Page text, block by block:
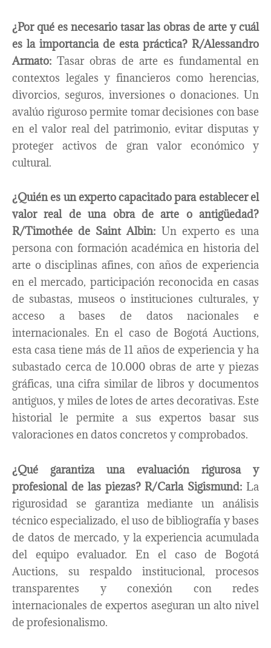
¿Por qué es necesario tasar las obras de arte y cuál
es la importancia de esta práctica? R/Alessandro
Armato: Tasar obras de arte es fundamental en
contextos legales y financieros como herencias,
divorcios, seguros, inversiones o donaciones. Un
avalúo riguroso permite tomar decisiones con base
en el valor real del patrimonio, evitar disputas y
proteger activos de gran valor económico y
cultural.
¿Quién es un experto capacitado para establecer el
valor real de una obra de arte o antigüedad?
R/Timothée de Saint Albin: Un experto es una
persona con formación académica en historia del
arte o disciplinas afines, con años de experiencia
en el mercado, participación reconocida en casas
de subastas, museos o instituciones culturales, y
acceso a bases de datos nacionales e
internacionales. En el caso de Bogotá Auctions,
esta casa tiene más de 11 años de experiencia y ha
subastado cerca de 10.000 obras de arte y piezas
gráficas, una cifra similar de libros y documentos
antiguos, y miles de lotes de artes decorativas. Este
historial le permite a sus expertos basar sus
valoraciones en datos concretos y comprobados.
¿Qué garantiza una evaluación rigurosa y
profesional de las piezas?R/Carla Sigismund: La
rigurosidad se garantiza mediante un análisis
técnico especializado, el uso de bibliografía y bases
de datos de mercado, y la experiencia acumulada
del equipo evaluador. En el caso de Bogotá
Auctions, su respaldo institucional, procesos
transparentes y conexión con redes
internacionales de expertos aseguran un alto nivel
de profesionalismo.